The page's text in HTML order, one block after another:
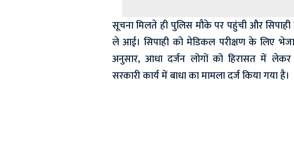
सूचना मिलते ही पुलिस मौके पर पहुंची और सिपाही
ले आई। सिपाही को मेडिकल परीक्षण के लिए भेजा
अनुसार, आधा दर्जन लोगों को हिरासत में
सरकारी कार्य में बाधा का मामला दर्ज किया गया है।